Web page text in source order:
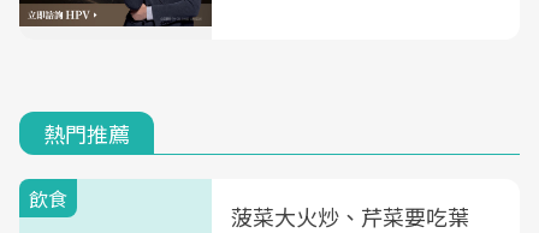
熱門推薦
飲食
菠菜大火炒、芹菜要吃葉